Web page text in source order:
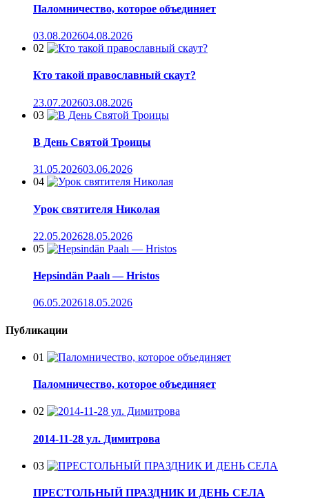
Паломничество, которое объединяет
03.08.202604.08.2026
02
Кто такой православный скаут?
23.07.202603.08.2026
03
В День Святой Троицы
31.05.202603.06.2026
04
Урок святителя Николая
22.05.202628.05.2026
05
Hepsindän Paalı — Hristos
06.05.202618.05.2026
Публикации
01
Паломничество, которое объединяет
02
2014-11-28 ул. Димитрова
03
ПРЕСТОЛЬНЫЙ ПРАЗДНИК И ДЕНЬ СЕЛА